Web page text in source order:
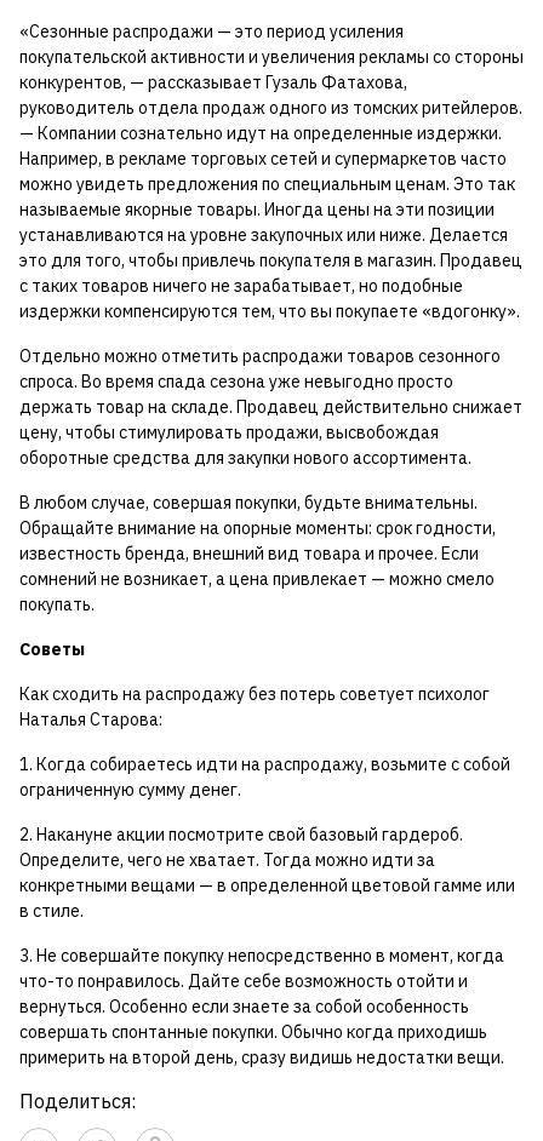
«Сезонные распродажи — это период усиления
покупательской активности и увеличения рекламы со стороны
конкурентов, — рассказывает Гузаль Фатахова,
руководитель отдела продаж одного из томских ритейлеров.
— Компании сознательно идут на определенные издержки.
Например, в рекламе торговых сетей и супермаркетов часто
можно увидеть предложения по специальным ценам. Это так
называемые якорные товары. Иногда цены на эти позиции
устанавливаются на уровне закупочных или ниже. Делается
это для того, чтобы привлечь покупателя в магазин. Продавец
с таких товаров ничего не зарабатывает, но подобные
издержки компенсируются тем, что вы покупаете «вдогонку».
Отдельно можно отметить распродажи товаров сезонного
спроса. Во время спада сезона уже невыгодно просто
держать товар на складе. Продавец действительно снижает
цену, чтобы стимулировать продажи, высвобождая
оборотные средства для закупки нового ассортимента.
В любом случае, совершая покупки, будьте внимательны.
Обращайте внимание на опорные моменты: срок годности,
известность бренда, внешний вид товара и прочее. Если
сомнений не возникает, а цена привлекает — можно смело
покупать.
Советы
Как сходить на распродажу без потерь советует психолог
Наталья Старова:
1. Когда собираетесь идти на распродажу, возьмите с собой
ограниченную сумму денег.
2. Накануне акции посмотрите свой базовый гардероб.
Определите, чего не хватает. Тогда можно идти за
конкретными вещами — в определенной цветовой гамме или
в стиле.
3. Не совершайте покупку непосредственно в момент, когда
что-то понравилось. Дайте себе возможность отойти и
вернуться. Особенно если знаете за собой особенность
совершать спонтанные покупки. Обычно когда приходишь
примерить на второй день, сразу видишь недостатки вещи.
Поделиться: